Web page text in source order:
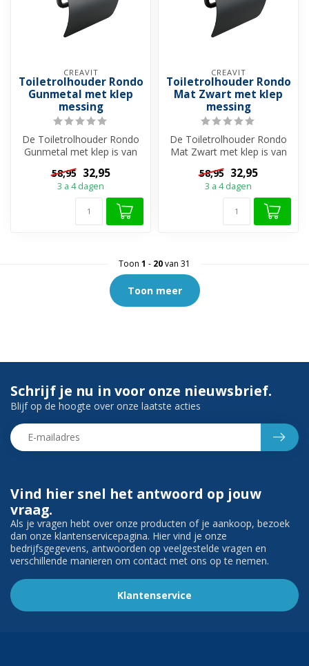
CREAVIT
Toiletrolhouder Rondo
Gunmetal met klep
messing
De Toiletrolhouder Rondo
Gunmetal met klep is van
han...
58,95 32,95
3 a 4 dagen
CREAVIT
Toiletrolhouder Rondo
Mat Zwart met klep
messing
De Toiletrolhouder Rondo
Mat Zwart met klep is van
ha...
58,95 32,95
3 a 4 dagen
Toon 1 - 20van 31
Toon meer
Vind hier snel het antwoord op jouw
vraag.
Als je vragen hebt over onze producten of je aankoop, bezoek
dan onze klantenservicepagina. Hier vind je onze
bedrijfsgegevens, antwoorden op veelgestelde vragen en
verschillende manieren om contact met ons op te nemen.
Klantenservice
Schrijf je nu in voor onze nieuwsbrief.
Blijf op de hoogte over onze laatste acties